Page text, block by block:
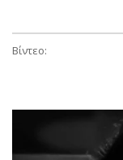
Βίντεο: